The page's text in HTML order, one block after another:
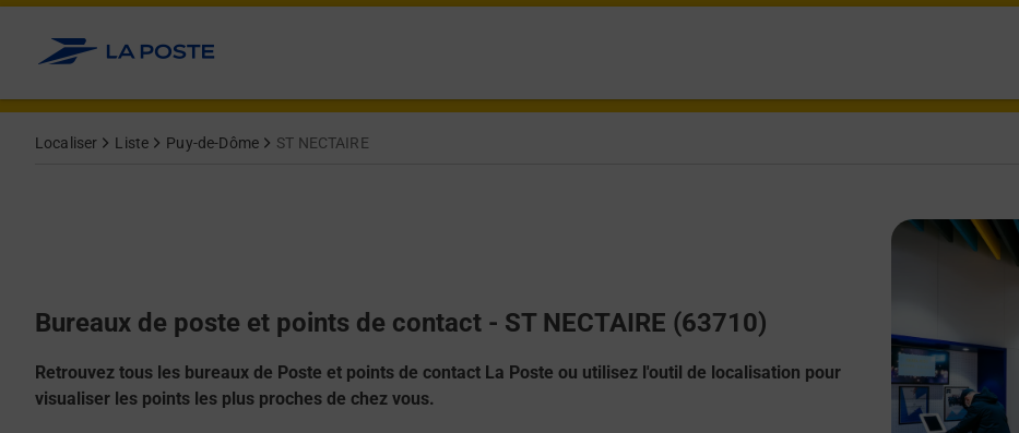
Allez au contenu
Localiser Liste Puy-de-Dôme ST NECTAIRE
Bureaux de poste et points de contact - ST NECTAIRE (63710)
Retrouvez tous les bureaux de Poste et points de contact La Poste ou utilisez l'outil de localisation pour
visualiser les points les plus proches de chez vous.
Afficher ou masquer la réponse
Afficher ou masquer la réponse
Afficher ou masquer la réponse
Afficher ou masquer la réponse
Afficher ou masquer la réponse